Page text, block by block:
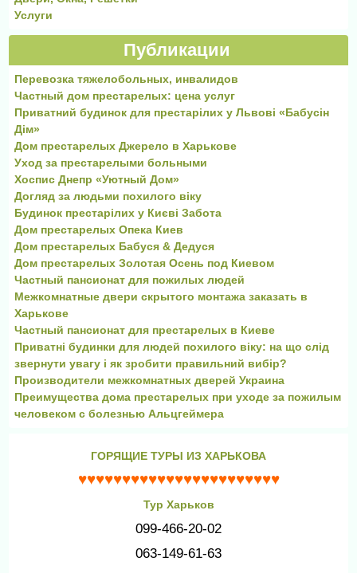
Услуги
Публикации
Перевозка тяжелобольных, инвалидов
Частный дом престарелых: цена услуг
Приватний будинок для престарілих у Львові «Бабусін
Дім»
Дом престарелых Джерело в Харькове
Уход за престарелыми больными
Хоспис Днепр «Уютный Дом»
Догляд за людьми похилого віку
Будинок престарілих у Києві Забота
Дом престарелых Опека Киев
Дом престарелых Бабуся & Дедуся
Дом престарелых Золотая Осень под Киевом
Частный пансионат для пожилых людей
Межкомнатные двери скрытого монтажа заказать в
Харькове
Частный пансионат для престарелых в Киеве
Приватні будинки для людей похилого віку: на що слід
звернути увагу і як зробити правильний вибір?
Производители межкомнатных дверей Украина
Преимущества дома престарелых при уходе за пожилым
человеком с болезнью Альцгеймера
ГОРЯЩИЕ ТУРЫ ИЗ ХАРЬКОВА
♥♥♥♥♥♥♥♥♥♥♥♥♥♥♥♥♥♥♥♥♥♥♥
Тур Харьков
099-466-20-02
063-149-61-63